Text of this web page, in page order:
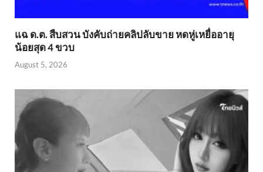
แฉ ด.ต. สืบสวน บังคับถ่ายคลิปลับขาย หดหู่เหยื่ออายุ
น้อยสุด 4 ขวบ
August 5, 2026